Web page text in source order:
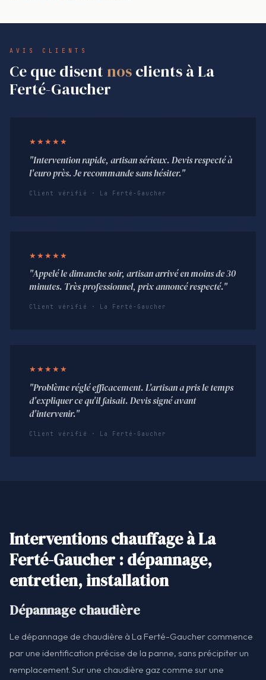
AVIS CLIENTS
Ce que disent nosclients à La
Ferté-Gaucher
★★★★★
"Intervention rapide, artisan sérieux. Devis respecté à
l'euro près. Je recommande sans hésiter."
Client vérifié · La Ferté-Gaucher
★★★★★
"Appelé le dimanche soir, artisan arrivé en moins de 30
minutes. Très professionnel, prix annoncé respecté."
Client vérifié · La Ferté-Gaucher
★★★★★
"Problème réglé efficacement. L'artisan a pris le temps
d'expliquer ce qu'il faisait. Devis signé avant
d'intervenir."
Client vérifié · La Ferté-Gaucher
Interventions chauffage à La
Ferté-Gaucher : dépannage,
entretien, installation
Dépannage chaudière
Le dépannage de chaudière à La Ferté-Gaucher commence
par une identification précise de la panne, sans précipiter un
remplacement. Sur une chaudière gaz comme sur une